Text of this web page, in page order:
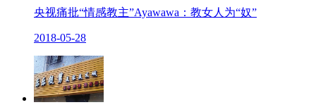
央视痛批“情感教主”Ayawawa：教女人为“奴”
2018-05-28